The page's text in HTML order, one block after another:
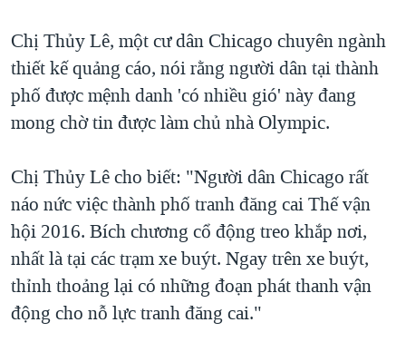
Chị Thủy Lê, một cư dân Chicago chuyên ngành
thiết kế quảng cáo, nói rằng người dân tại thành
phố được mệnh danh 'có nhiều gió' này đang
mong chờ tin được làm chủ nhà Olympic.
Chị Thủy Lê cho biết: "Người dân Chicago rất
náo nức việc thành phố tranh đăng cai Thế vận
hội 2016. Bích chương cổ động treo khắp nơi,
nhất là tại các trạm xe buýt. Ngay trên xe buýt,
thỉnh thoảng lại có những đoạn phát thanh vận
động cho nỗ lực tranh đăng cai."